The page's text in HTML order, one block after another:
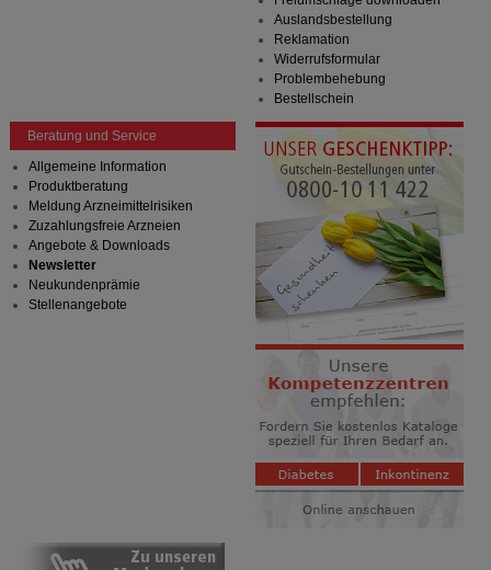
Bitte beachten Sie, dass Daten hierfür teilweise an
Dritte wie z.B. Google oder soziale Medien
Auslandsbestellung
Reklamation
Widerrufsformular
Problembehebung
Bestellschein
Beratung und Service
Allgemeine Information
Produktberatung
Meldung Arzneimittelrisiken
Zuzahlungsfreie Arzneien
Angebote & Downloads
Newsletter
Neukundenprämie
Stellenangebote